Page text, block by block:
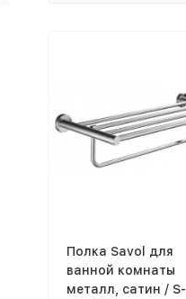
Полка Savol для
ванной комнаты
металл, сатин / S-